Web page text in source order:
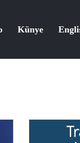
Künye